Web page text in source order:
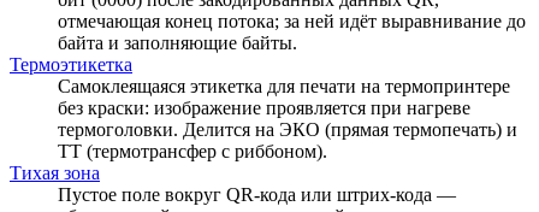
отмечающая конец потока; за ней идёт выравнивание до
байта и заполняющие байты.
Термоэтикетка
Самоклеящаяся этикетка для печати на термопринтере
без краски: изображение проявляется при нагреве
термоголовки. Делится на ЭКО (прямая термопечать) и
ТТ (термотрансфер с риббоном).
Тихая зона
Пустое поле вокруг QR-кода или штрих-кода —